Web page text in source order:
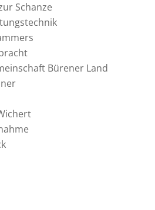
Schanze
Bürener Land